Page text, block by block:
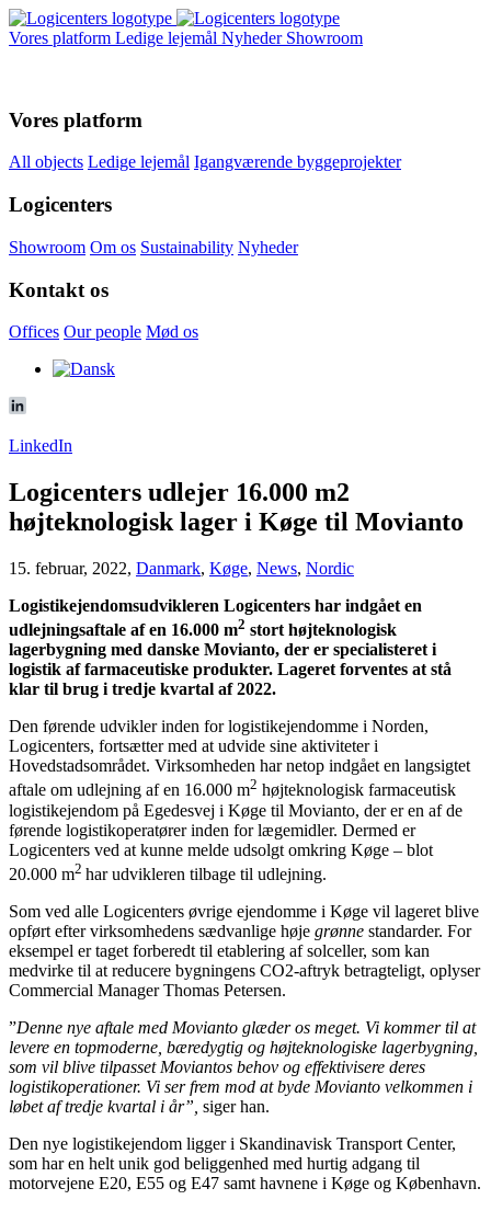
Vores platform Ledige lejemål Nyheder Showroom
Vores platform
All objects Ledige lejemål Igangværende byggeprojekter
Logicenters
Showroom Om os Sustainability Nyheder
Kontakt os
Offices Our people Mød os
LinkedIn
Logicenters udlejer 16.000 m2
højteknologisk lager i Køge til Movianto
15. februar, 2022, Danmark, Køge, News, Nordic
Logistikejendomsudvikleren Logicenters har indgået en
udlejningsaftale af en 16.000 m2 stort højteknologisk
lagerbygning med danske Movianto, der er specialisteret i
logistik af farmaceutiske produkter. Lageret forventes at stå
klar til brug i tredje kvartal af 2022.
Den førende udvikler inden for logistikejendomme i Norden,
Logicenters, fortsætter med at udvide sine aktiviteter i
Hovedstadsområdet. Virksomheden har netop indgået en langsigtet
aftale om udlejning af en 16.000 m2 højteknologisk farmaceutisk
logistikejendom på Egedesvej i Køge til Movianto, der er en af de
førende logistikoperatører inden for lægemidler. Dermed er
Logicenters ved at kunne melde udsolgt omkring Køge – blot
20.000 m2 har udvikleren tilbage til udlejning.
Som ved alle Logicenters øvrige ejendomme i Køge vil lageret blive
opført efter virksomhedens sædvanlige høje grønne standarder. For
eksempel er taget forberedt til etablering af solceller, som kan
medvirke til at reducere bygningens CO2-aftryk betragteligt, oplyser
Commercial Manager Thomas Petersen.
”Denne nye aftale med Movianto glæder os meget. Vi kommer til at
levere en topmoderne, bæredygtig og højteknologiske lagerbygning,
som vil blive tilpasset Moviantos behov og effektivisere deres
logistikoperationer. Vi ser frem mod at byde Movianto velkommen i
løbet af tredje kvartal i år”, siger han.
Den nye logistikejendom ligger i Skandinavisk Transport Center,
som har en helt unik god beliggenhed med hurtig adgang til
motorvejene E20, E55 og E47 samt havnene i Køge og København.